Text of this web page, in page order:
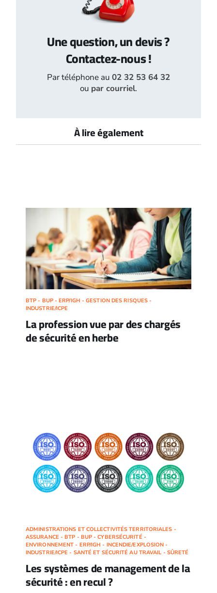
Une question, un devis ?
Contactez-nous !
Par téléphone au 02 32 53 64 32
ou par courriel.
À lire également
BTP - BUP - ERP/IGH - GESTION DES RISQUES -
INDUSTRIE/ICPE
La profession vue par des chargés
de sécurité en herbe
ADMINISTRATIONS ET COLLECTIVITÉS TERRITORIALES -
ASSURANCE - BTP - BUP - CYBERSÉCURITÉ -
ENVIRONNEMENT - ERP/IGH - INCENDIE/EXPLOSION -
INDUSTRIE/ICPE - SANTÉ ET SÉCURITÉ AU TRAVAIL - SÛRETÉ
Les systèmes de management de la
sécurité : en recul ?